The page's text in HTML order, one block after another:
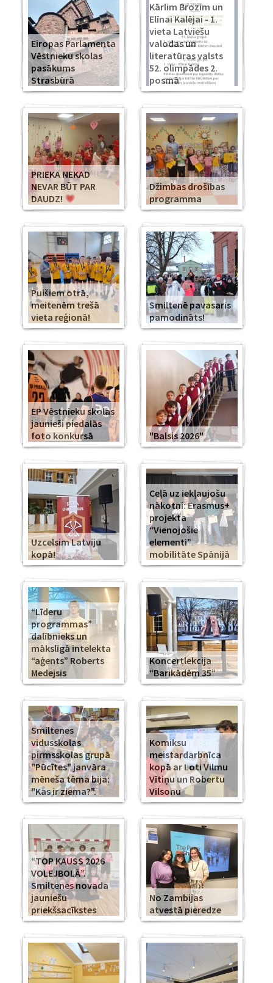
Eiropas Parlamenta
Vēstnieku skolas
pasākums
Strasbūrā
Kārlim Brozim un
Elīnai Kalējai - 1.
vieta Latviešu
valodas un
literatūras valsts
52. olimpādes 2.
posmā
PRIEKA NEKAD
NEVAR BŪT PAR
DAUDZ!
Džimbas drošības
programma
Puišiem otrā,
meitenēm trešā
vieta reģionā!
Smiltenē pavasaris
pamodināts!
EP Vēstnieku skolas
jaunieši piedalās
foto konkursā
"Balsis 2026"
Uzcelsim Latviju
kopā!
Ceļā uz iekļaujošu
nākotni: Erasmus+
projekta
“Vienojošie
elementi”
mobilitāte Spānijā
“Līderu
programmas”
dalībnieks un
mākslīgā intelekta
“aģents” Roberts
Medejsis
Koncertlekcija
“Barikādēm 35”
Smiltenes
vidusskolas
pirmsskolas grupā
"Pūcītes" janvāra
mēneša tēma bija:
"Kas ir ziema?".
Komiksu
meistardarbnīca
kopā ar Loti Vilmu
Vītiņu un Robertu
Vilsonu
“TOP KAUSS 2026
VOLEJBOLĀ”.
Smiltenes novada
jauniešu
priekšsacīkstes
No Zambijas
atvestā pieredze